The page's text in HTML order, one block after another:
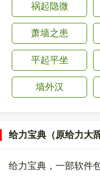
祸起隐微
萧墙之患
平起平坐
墙外汉
给力宝典（原给力大
给力宝典，一部软件